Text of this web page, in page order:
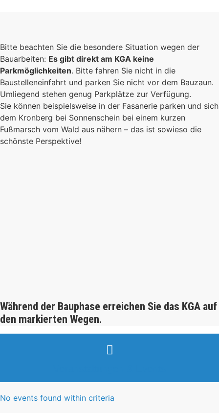
Bitte beachten Sie die besondere Situation wegen der
Bauarbeiten: Es gibt direkt am KGA keine
Parkmöglichkeiten. Bitte fahren Sie nicht in die
Baustelleneinfahrt und parken Sie nicht vor dem Bauzaun.
Umliegend stehen genug Parkplätze zur Verfügung.
Sie können beispielsweise in der Fasanerie parken und sich
dem Kronberg bei Sonnenschein bei einem kurzen
Fußmarsch vom Wald aus nähern – das ist sowieso die
schönste Perspektive!
Während der Bauphase erreichen Sie das KGA auf
den markierten Wegen.
No events found within criteria